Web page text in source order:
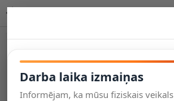
Darba laika izmaiņas
Informējam, ka mūsu fiziskais veikals